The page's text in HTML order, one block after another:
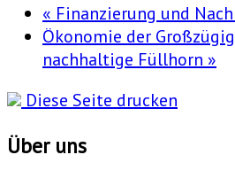
« Finanzierung und
Ökonomie der
nachhaltige Füllhorn »
Diese Seite drucken
Über uns